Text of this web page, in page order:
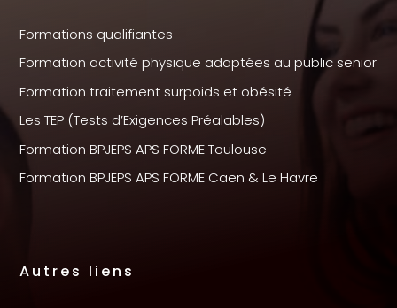
Formations qualifiantes
Formation activité physique adaptées au public senior
Formation traitement surpoids et obésité
Les TEP (Tests d’Exigences Préalables)
Formation BPJEPS APS FORME Toulouse
Formation BPJEPS APS FORME Caen & Le Havre
Autres liens